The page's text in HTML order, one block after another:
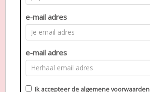
e-mail adres
e-mail adres
Ik accepteer de algemene voorwaarden